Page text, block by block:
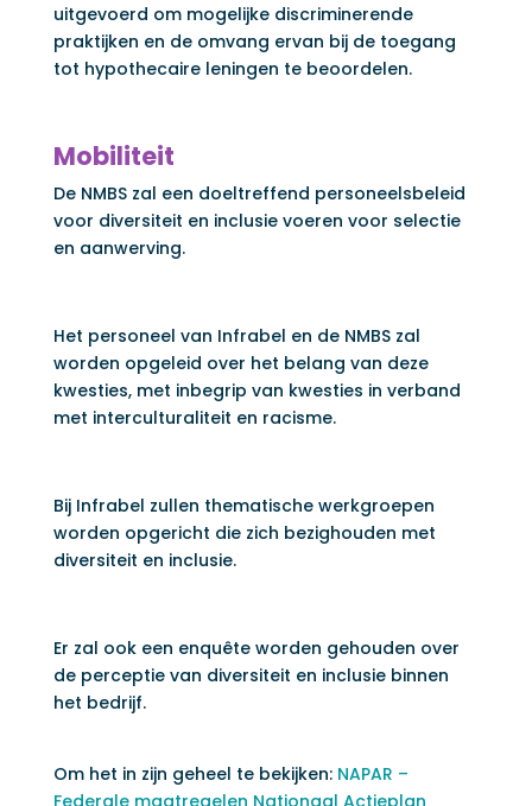
uitgevoerd om mogelijke discriminerende
praktijken en de omvang ervan bij de toegang
tot hypothecaire leningen te beoordelen.
Mobiliteit
De NMBS zal een doeltreffend personeelsbeleid
voor diversiteit en inclusie voeren voor selectie
en aanwerving.
Het personeel van Infrabel en de NMBS zal
worden opgeleid over het belang van deze
kwesties, met inbegrip van kwesties in verband
met interculturaliteit en racisme.
Bij Infrabel zullen thematische werkgroepen
worden opgericht die zich bezighouden met
diversiteit en inclusie.
Er zal ook een enquête worden gehouden over
de perceptie van diversiteit en inclusie binnen
het bedrijf.
Om het in zijn geheel te bekijken: NAPAR –
Federale maatregelen Nationaal Actieplan